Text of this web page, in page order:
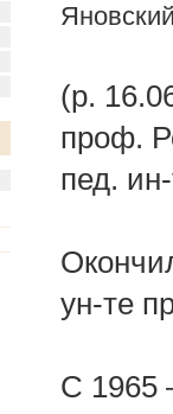
(р.
проф.
пед.
ун-те
С 1965